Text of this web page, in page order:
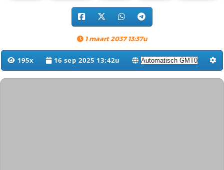
1 maart 2037 13:37u
195x 16 sep 2025 13:42u